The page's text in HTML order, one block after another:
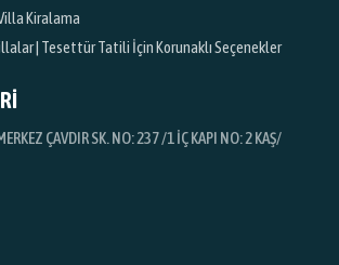
Kiralama
| Tesettür Tatili İçin Korunaklı Seçenekler
ÇAVDIR SK. NO: 237 /1 İÇ KAPI NO: 2 KAŞ/